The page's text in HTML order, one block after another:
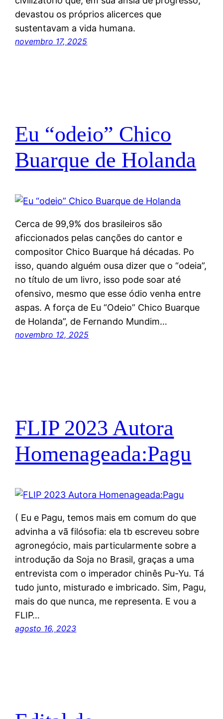
devastou os próprios alicerces que
sustentavam a vida humana.
novembro 17, 2025
Eu “odeio” Chico
Buarque de Holanda
Cerca de 99,9% dos brasileiros são
aficcionados pelas canções do cantor e
compositor Chico Buarque há décadas. Po
isso, quando alguém ousa dizer que o “odeia”,
no título de um livro, isso pode soar até
ofensivo, mesmo que esse ódio venha entre
aspas. A força de Eu “Odeio” Chico Buarque
de Holanda”, de Fernando Mundim…
novembro 12, 2025
FLIP 2023 Autora
Homenageada:Pagu
( Eu e Pagu, temos mais em comum do que
advinha a vã filósofia: ela tb escreveu sobre
agronegócio, mais particularmente sobre a
introdução da Soja no Brasil, graças a uma
entrevista com o imperador chinês Pu-Yu. Tá
tudo junto, misturado e imbricado. Sim, Pagu,
mais do que nunca, me representa. E vou a
FLIP…
agosto 16, 2023